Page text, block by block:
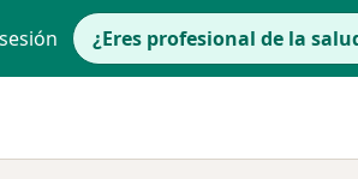
¿Eres profesional de la